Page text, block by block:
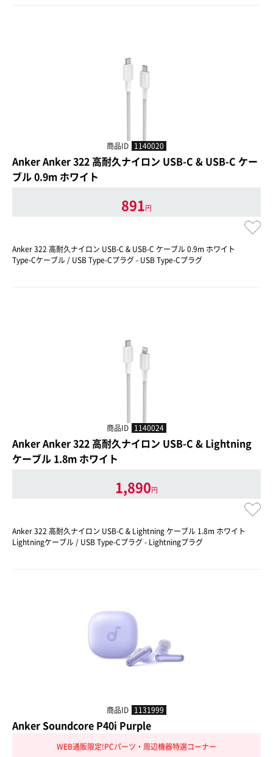
商品ID 1140020
Anker Anker 322 高耐久ナイロン USB-C & USB-C ケー
ブル 0.9m ホワイト
891円
Anker 322 高耐久ナイロン USB-C & USB-C ケーブル 0.9m ホワイト
Type-Cケーブル / USB Type-Cプラグ - USB Type-Cプラグ
商品ID 1140024
Anker Anker 322 高耐久ナイロン USB-C & Lightning
ケーブル 1.8m ホワイト
1,890円
Anker 322 高耐久ナイロン USB-C & Lightning ケーブル 1.8m ホワイト
Lightningケーブル / USB Type-Cプラグ - Lightningプラグ
商品ID 1131999
Anker Soundcore P40i Purple
WEB通販限定!PCパーツ・周辺機器特選コーナー